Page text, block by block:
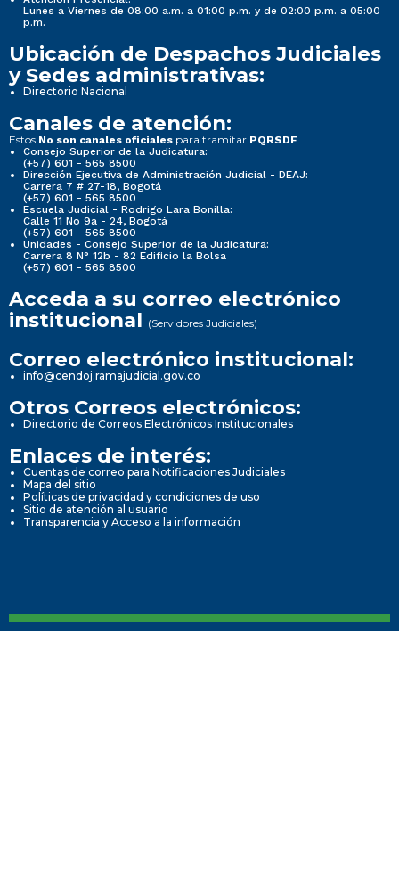
Lunes a Viernes de 08:00 a.m. a 01:00 p.m. y de 02:00 p.m. a 05:00
p.m.
Ubicación de Despachos Judiciales
y Sedes administrativas:
Directorio Nacional
Canales de atención:
Estos No son canales oficiales para tramitar PQRSDF
Consejo Superior de la Judicatura:
(+57) 601 - 565 8500
Dirección Ejecutiva de Administración Judicial - DEAJ:
Carrera 7 # 27-18, Bogotá
(+57) 601 - 565 8500
Escuela Judicial - Rodrigo Lara Bonilla:
Calle 11 No 9a - 24, Bogotá
(+57) 601 - 565 8500
Unidades - Consejo Superior de la Judicatura:
Carrera 8 N° 12b - 82 Edificio la Bolsa
(+57) 601 - 565 8500
Acceda a su correo electrónico
institucional (Servidores Judiciales)
Correo electrónico institucional:
info@cendoj.ramajudicial.gov.co
Otros Correos electrónicos:
Directorio de Correos Electrónicos Institucionales
Enlaces de interés:
Cuentas de correo para Notificaciones Judiciales
Mapa del sitio
Políticas de privacidad y condiciones de uso
Sitio de atención al usuario
Transparencia y Acceso a la información